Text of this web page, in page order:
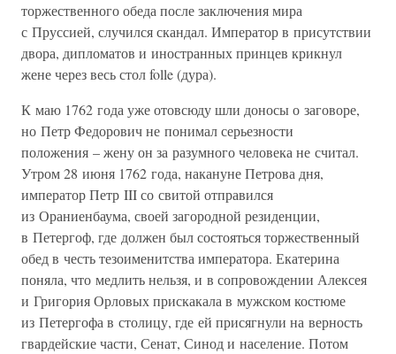
торжественного обеда после заключения мира
с Пруссией, случился скандал. Император в присутствии
двора, дипломатов и иностранных принцев крикнул
жене через весь стол folle (дура).
К маю 1762 года уже отовсюду шли доносы о заговоре,
но Петр Федорович не понимал серьезности
положения – жену он за разумного человека не считал.
Утром 28 июня 1762 года, накануне Петрова дня,
император Петр III со свитой отправился
из Ораниенбаума, своей загородной резиденции,
в Петергоф, где должен был состояться торжественный
обед в честь тезоименитства императора. Екатерина
поняла, что медлить нельзя, и в сопровождении Алексея
и Григория Орловых прискакала в мужском костюме
из Петергофа в столицу, где ей присягнули на верность
гвардейские части, Сенат, Синод и население. Потом